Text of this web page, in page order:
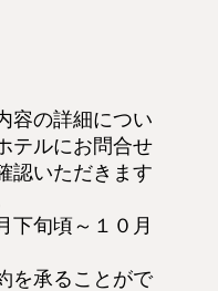
容の詳細につい
テルにお問合せ
認いただきます
下旬頃～１０月
を承ることがで